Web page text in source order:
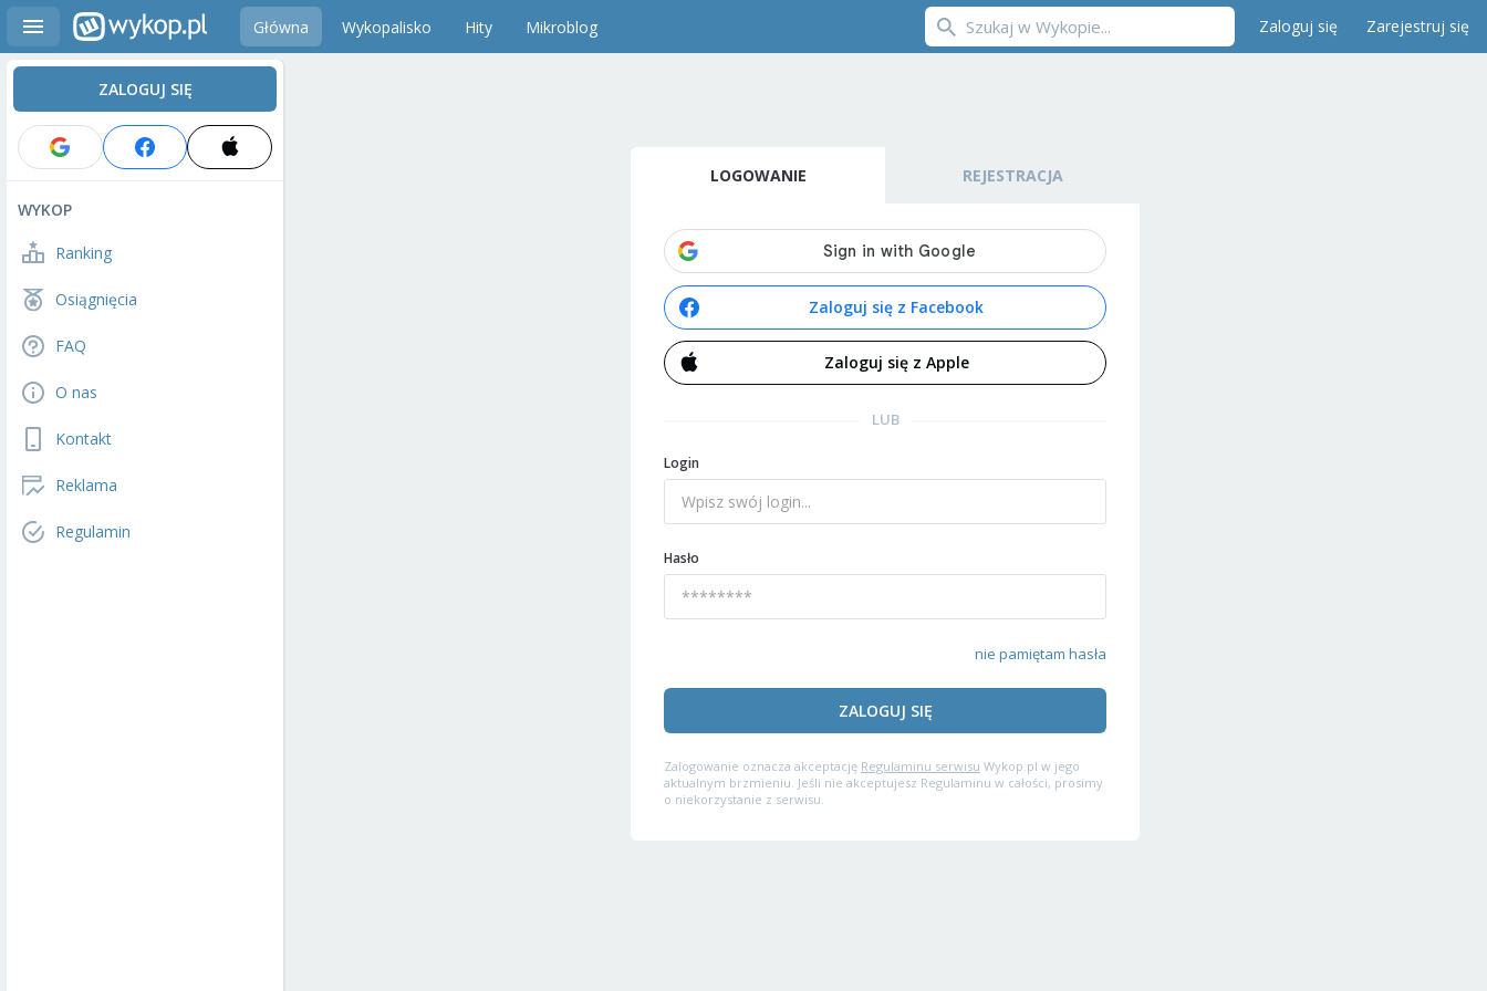
Główna Wykopalisko Hity Mikroblog Zaloguj się Zarejestruj się
ZALOGUJ SIĘ
WYKOP
Ranking
Osiągnięcia
FAQ
O nas
Kontakt
Reklama
Regulamin
LOGOWANIE REJESTRACJA
Zaloguj się z Facebook
Zaloguj się z Apple
LUB
Login
Hasło
nie pamiętam hasła
ZALOGUJ SIĘ
Zalogowanie oznacza akceptację Regulaminu serwisu Wykop.pl w jego
aktualnym brzmieniu. Jeśli nie akceptujesz Regulaminu w całości, prosimy
o niekorzystanie z serwisu.